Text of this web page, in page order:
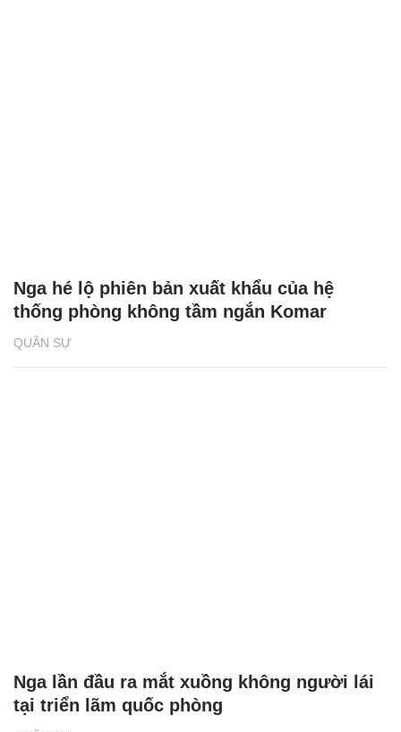
QUÂN SỰ
Nga hé lộ phiên bản xuất khẩu của hệ
thống phòng không tầm ngắn Komar
Nga lần đầu ra mắt xuồng không người lái
tại triển lãm quốc phòng